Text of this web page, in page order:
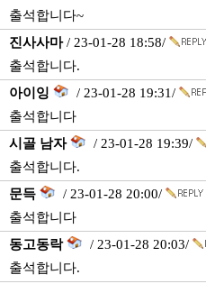
출석합니다~
진사사마/ 23-01-28 18:58/
출석합니다.
아이잉
/ 23-01-28 19:31/
출석합니다
시골 남자
/ 23-01-28 19:39/
출석합니다.
문득
/ 23-01-28 20:00/
출석합니다
동고동락
/ 23-01-28 20:03/
출석합니다.